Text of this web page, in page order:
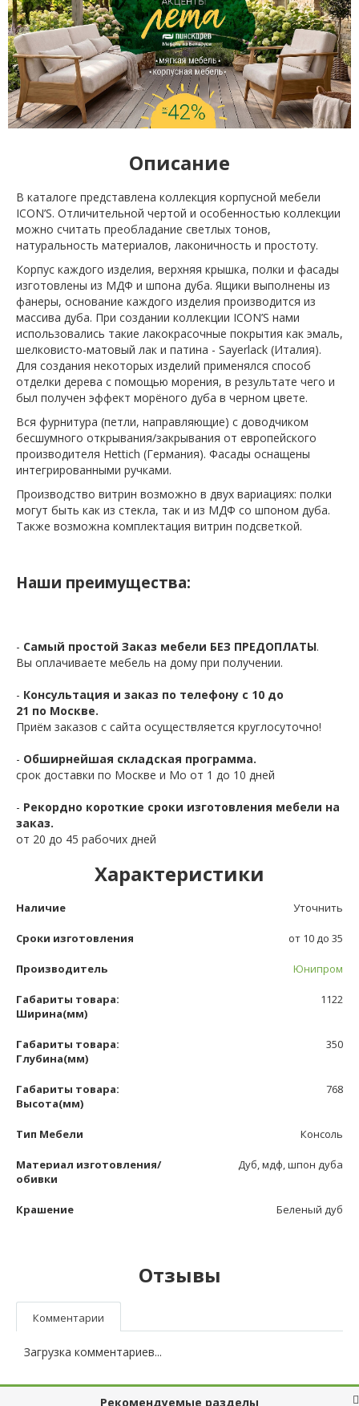
Описание
В каталоге представлена коллекция корпусной мебели
ICON’S. Отличительной чертой и особенностью коллекции
можно считать преобладание светлых тонов,
натуральность материалов, лаконичность и простоту.
Корпус каждого изделия, верхняя крышка, полки и фасады
изготовлены из МДФ и шпона дуба. Ящики выполнены из
фанеры, основание каждого изделия производится из
массива дуба. При создании коллекции ICON’S нами
использовались такие лакокрасочные покрытия как эмаль,
шелковисто-матовый лак и патина - Sayerlack (Италия).
Для создания некоторых изделий применялся способ
отделки дерева с помощью морения, в результате чего и
был получен эффект морёного дуба в черном цвете.
Вся фурнитура (петли, направляющие) с доводчиком
бесшумного открывания/закрывания от европейского
производителя Hettich (Германия). Фасады оснащены
интегрированными ручками.
Производство витрин возможно в двух вариациях: полки
могут быть как из стекла, так и из МДФ со шпоном дуба.
Также возможна комплектация витрин подсветкой.
Наши преимущества:
- Самый простой Заказ мебели БЕЗ ПРЕДОПЛАТЫ.
Вы оплачиваете мебель на дому при получении.
- Консультация и заказ по телефону с 10 до
21 по Москве.
Приём заказов с сайта осуществляется круглосуточно!
- Обширнейшая складская программа.
срок доставки по Москве и Мо от 1 до 10 дней
- Рекордно короткие сроки изготовления мебели на
заказ.
от 20 до 45 рабочих дней
Характеристики
Наличие Уточнить
Сроки изготовления от 10 до 35
Производитель Юнипром
Габариты товара:
Ширина(мм)
1122
Габариты товара:
Глубина(мм)
350
Габариты товара:
Высота(мм)
768
Тип Мебели Консоль
Материал изготовления/
обивки
Дуб, мдф, шпон дуба
Крашение Беленый дуб
Отзывы
Комментарии
Загрузка комментариев...
Рекомендуемые разделы